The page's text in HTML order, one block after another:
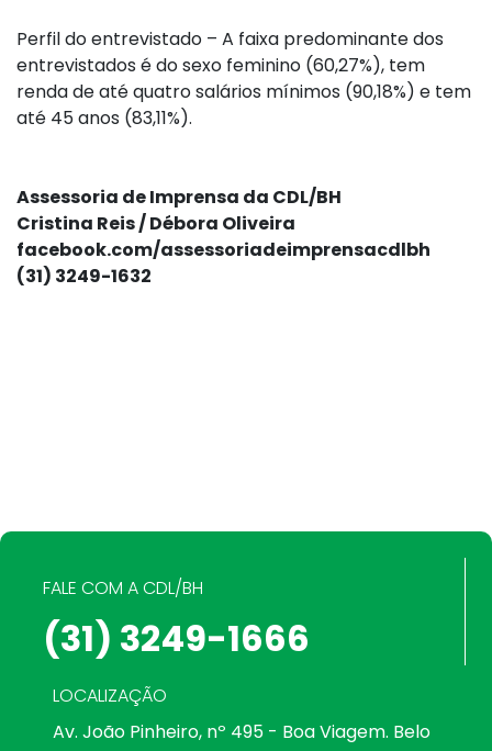
Perfil do entrevistado – A faixa predominante dos
entrevistados é do sexo feminino (60,27%), tem
renda de até quatro salários mínimos (90,18%) e tem
até 45 anos (83,11%).
Assessoria de Imprensa da CDL/BH
Cristina Reis / Débora Oliveira
facebook.com/assessoriadeimprensacdlbh
(31) 3249-1632
FALE COM A CDL/BH
(31) 3249-1666
LOCALIZAÇÃO
Av. João Pinheiro, nº 495 - Boa Viagem. Belo